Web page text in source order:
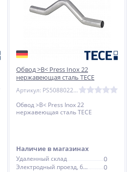
Обвод >B< Press Inox 22
нержавеющая сталь TECE
Артикул: PS50880220000
Обвод >B< Press Inox 22
нержавеющая сталь TECE
Наличие в магазинах
Удаленный склад 0
Электродный проезд, 6с1 0